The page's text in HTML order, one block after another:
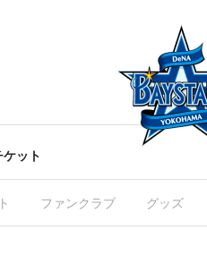
ケット
ファンクラブ グッズ